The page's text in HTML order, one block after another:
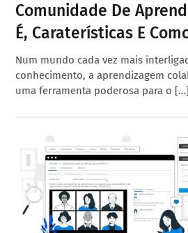
Comunidade De
É, Caraterísticas E
Num mundo cada vez mais
conhecimento, a aprendizagem
uma ferramenta poderosa para o […]